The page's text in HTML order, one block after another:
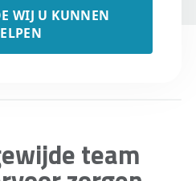
WIJ U KUNNEN
team